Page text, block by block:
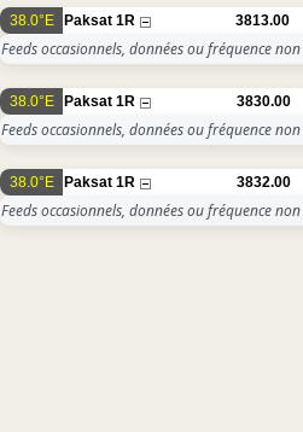
38.0°E Paksat 1R 3813.00
Feeds occasionnels, données ou fréquence
38.0°E Paksat 1R 3830.00
Feeds occasionnels, données ou fréquence
38.0°E Paksat 1R 3832.00
Feeds occasionnels, données ou fréquence